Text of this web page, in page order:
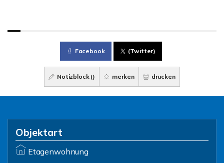
Facebook (Twitter)
Notizblock () merken drucken
Objektart
Etagenwohnung